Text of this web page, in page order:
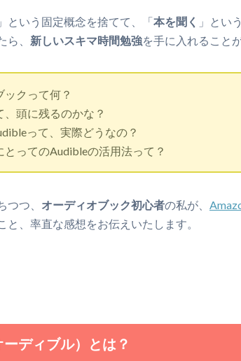
」という固定概念を捨てて、「本を聞く 」とい
ら、 新しいスキマ時間勉強を手に入れること
ックって何？
、頭に残るのかな？
って、実際どうなの？
とってのAudibleの活用法って？
つつ、 オーディオブック初心者の私が、
と、率直な感想をお伝えいたします。
ディブル）とは？